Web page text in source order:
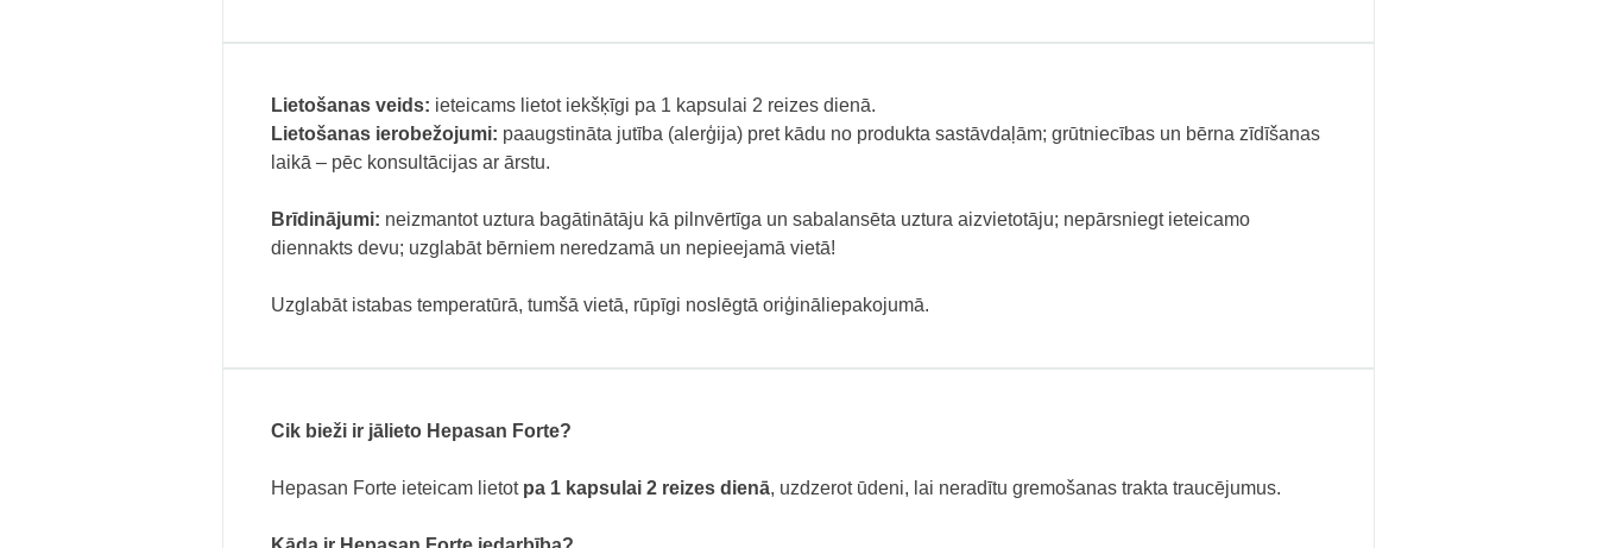
Lietošanas veids: ieteicams lietot iekšķīgi pa 1 kapsulai 2 reizes dienā.
Lietošanas ierobežojumi: paaugstināta jutība (alerģija) pret kādu no produkta sastāvdaļām; grūtniecības un bērna zīdīšanas
laikā – pēc konsultācijas ar ārstu.
Brīdinājumi: neizmantot uztura bagātinātāju kā pilnvērtīga un sabalansēta uztura aizvietotāju; nepārsniegt ieteicamo
diennakts devu; uzglabāt bērniem neredzamā un nepieejamā vietā!
Uzglabāt istabas temperatūrā, tumšā vietā, rūpīgi noslēgtā oriģināliepakojumā.
Cik bieži ir jālieto Hepasan Forte?
Hepasan Forte ieteicam lietot pa 1 kapsulai 2 reizes dienā, uzdzerot ūdeni, lai neradītu gremošanas trakta traucējumus.